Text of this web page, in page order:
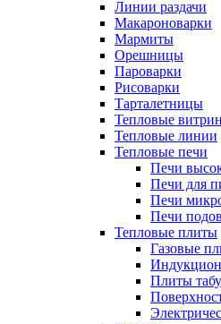
Линии раздачи
Макароноварки
Мармиты
Орешницы
Пароварки
Рисоварки
Тарталетницы
Тепловые
Тепловые линии
Тепловые печи
Печи
Печи для
Печи
Печи
Тепловые плиты
Газовые
Плиты